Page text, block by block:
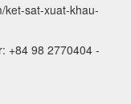
ket-sat-xuat-khau-
+84 98 2770404 -